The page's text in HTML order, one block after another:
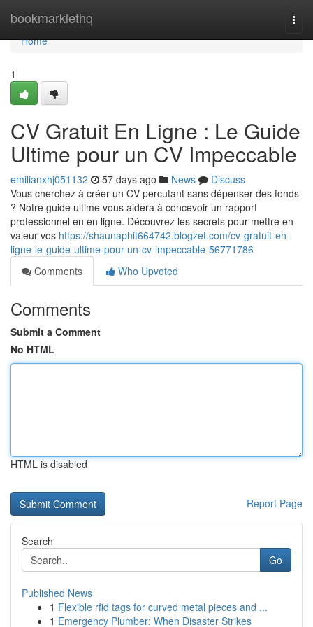
bookmarklethq
Home
Home
1
CV Gratuit En Ligne : Le Guide
Ultime pour un CV Impeccable
emilianxhj051132 57 days ago News
Discuss
Vous cherchez à créer un CV percutant sans dépenser des fonds
? Notre guide ultime vous aidera à concevoir un rapport
professionnel en en ligne. Découvrez les secrets pour mettre en
valeur vos https://shaunaphit664742.blogzet.com/cv-gratuit-en-
ligne-le-guide-ultime-pour-un-cv-impeccable-56771786
Comments
Who Upvoted
Comments
Submit a Comment
No HTML
HTML is disabled
Report Page
Search
Go
Published News
1 Flexible rfid tags for curved metal pieces and ...
1 Emergency Plumber: When Disaster Strikes